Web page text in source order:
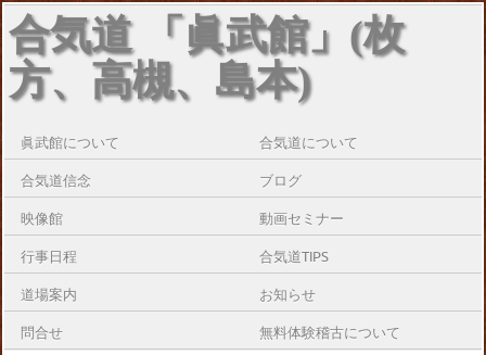
合気道 「眞武館」(枚
方、高槻、島本)
眞武館について 合気道について
合気道信念 ブログ
映像館 動画セミナー
行事日程 合気道TIPS
道場案内 お知らせ
問合せ 無料体験稽古について